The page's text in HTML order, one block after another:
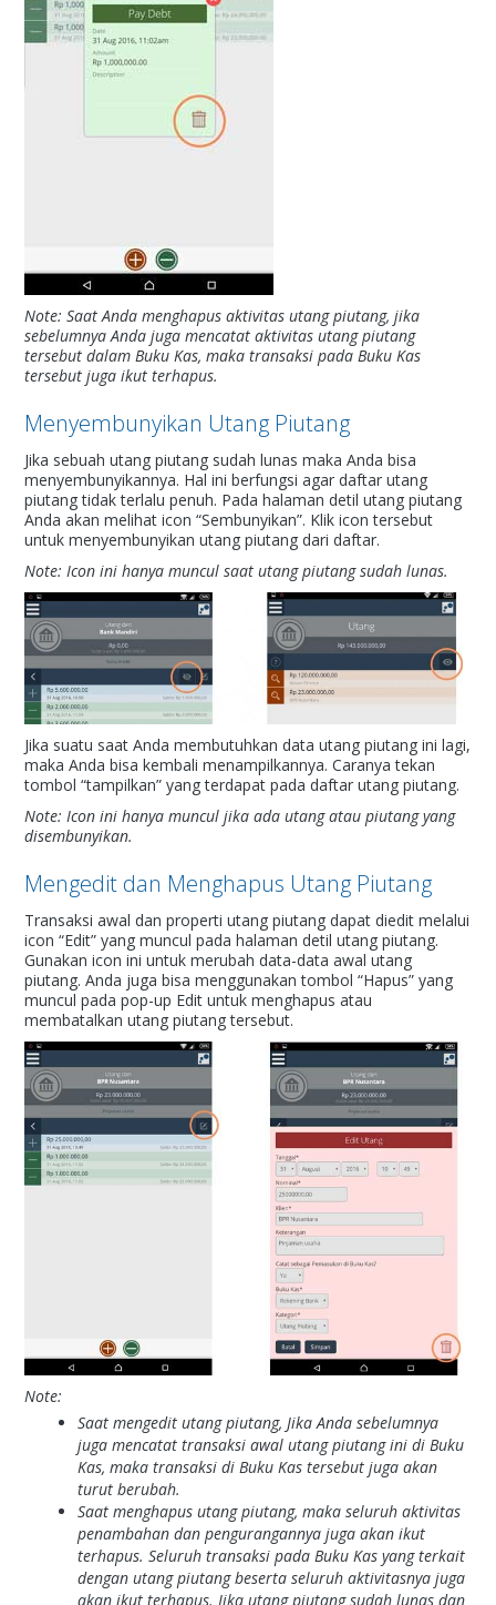
Note: Saat Anda menghapus aktivitas utang piutang, jika
sebelumnya Anda juga mencatat aktivitas utang piutang
tersebut dalam Buku Kas, maka transaksi pada Buku Kas
tersebut juga ikut terhapus.
Menyembunyikan Utang Piutang
Jika sebuah utang piutang sudah lunas maka Anda bisa
menyembunyikannya. Hal ini berfungsi agar daftar utang
piutang tidak terlalu penuh. Pada halaman detil utang piutang
Anda akan melihat icon “Sembunyikan”. Klik icon tersebut
untuk menyembunyikan utang piutang dari daftar.
Note: Icon ini hanya muncul saat utang piutang sudah lunas.
Jika suatu saat Anda membutuhkan data utang piutang ini lagi,
maka Anda bisa kembali menampilkannya. Caranya tekan
tombol “tampilkan” yang terdapat pada daftar utang piutang.
Note: Icon ini hanya muncul jika ada utang atau piutang yang
disembunyikan.
Mengedit dan Menghapus Utang Piutang
Transaksi awal dan properti utang piutang dapat diedit melalui
icon “Edit” yang muncul pada halaman detil utang piutang.
Gunakan icon ini untuk merubah data-data awal utang
piutang. Anda juga bisa menggunakan tombol “Hapus” yang
muncul pada pop-up Edit untuk menghapus atau
membatalkan utang piutang tersebut.
Note:
Saat mengedit utang piutang, Jika Anda sebelumnya
juga mencatat transaksi awal utang piutang ini di Buku
Kas, maka transaksi di Buku Kas tersebut juga akan
turut berubah.
Saat menghapus utang piutang, maka seluruh aktivitas
penambahan dan pengurangannya juga akan ikut
terhapus. Seluruh transaksi pada Buku Kas yang terkait
dengan utang piutang beserta seluruh aktivitasnya juga
akan ikut terhapus. Jika utang piutang sudah lunas dan